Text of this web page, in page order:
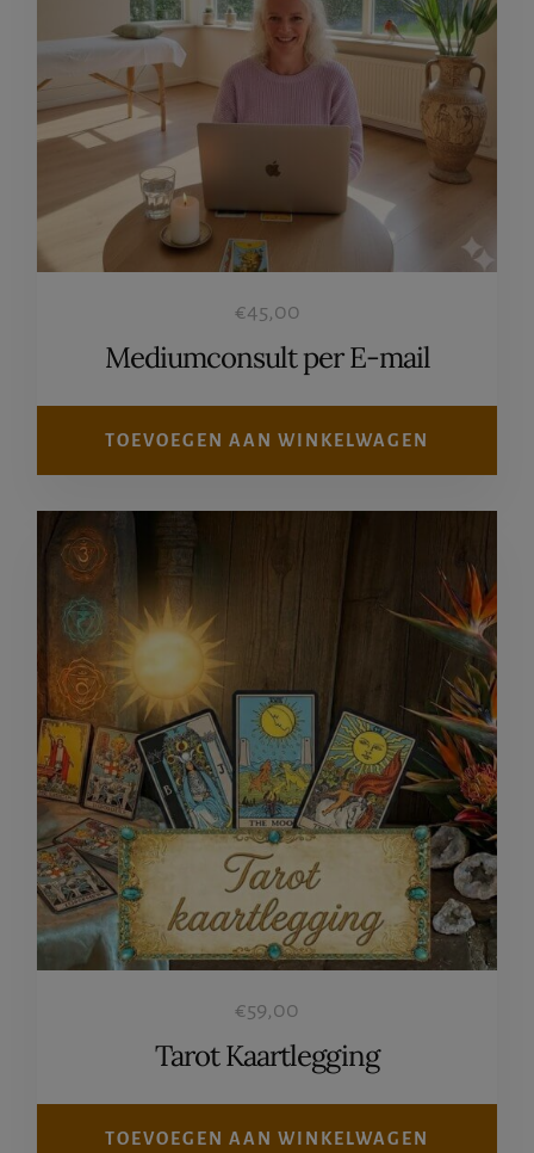
€45,00
Mediumconsult per E-mail
TOEVOEGEN AAN WINKELWAGEN
€59,00
Tarot Kaartlegging
TOEVOEGEN AAN WINKELWAGEN